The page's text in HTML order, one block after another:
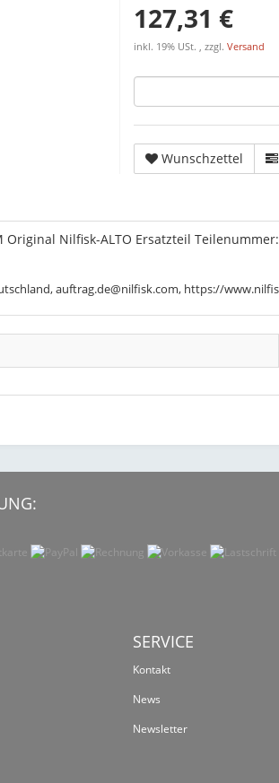
127,31 €
inkl. 19% USt. , zzgl. Versand
Wunschzettel
Nilfisk-ALTO Ersatzteil
auftrag.de@nilfisk.com, https://
SERVICE
Kontakt
News
Newsletter